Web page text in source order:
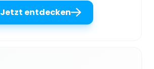
Jetzt entdecken